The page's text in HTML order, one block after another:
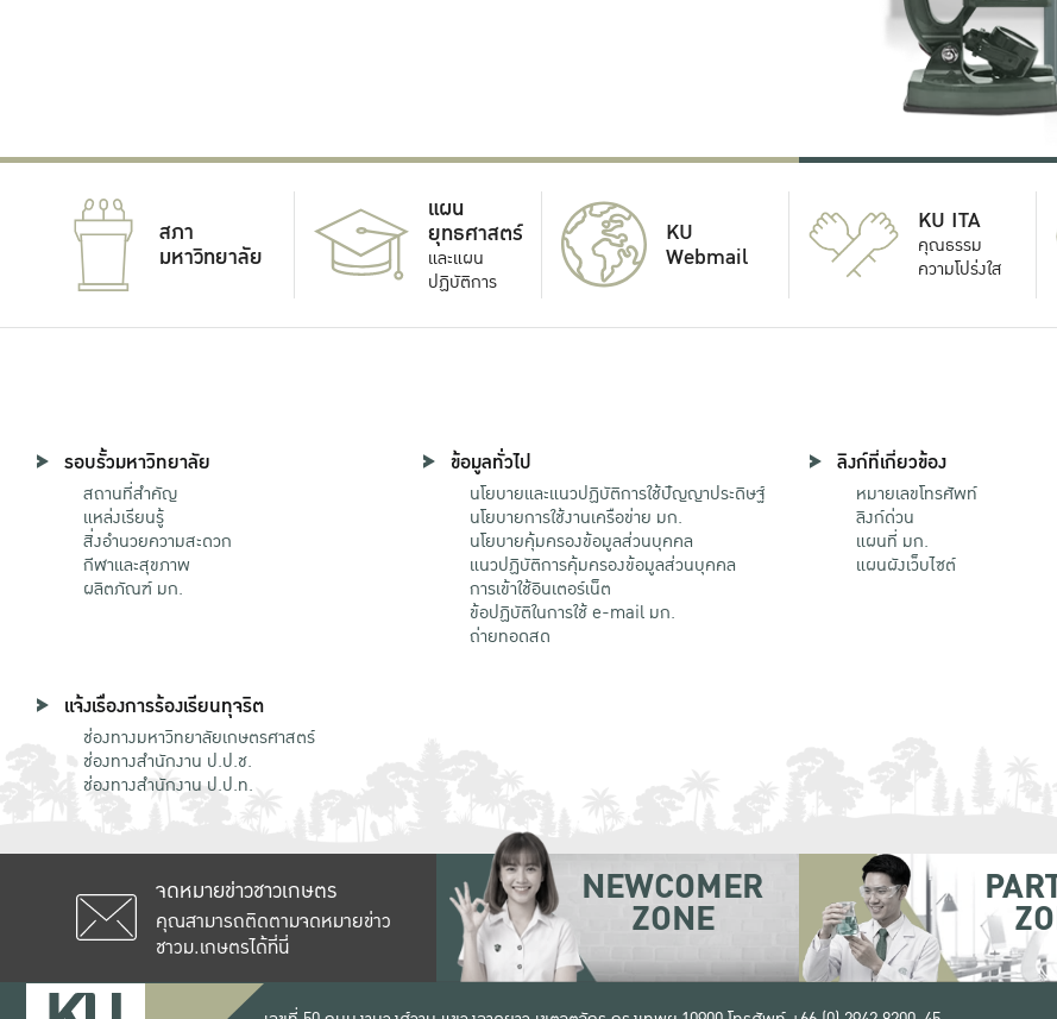
สภา
มหาวิทยาลัย
แผน
ยุทธศาสตร์
และแผน
ปฏิบัติการ
KU
Webmail
KU ITA
คุณธรรม
ความโปร่งใส
รอบรั้วมหาวิทยาลัย
สถานที่สำคัญ
แหล่งเรียนรู้
สิ่งอำนวยความสะดวก
กีฬาและสุขภาพ
ผลิตภัณฑ์ มก.
ข้อมูลทั่วไป
นโยบายและแนวปฏิบัติการใช้ปัญญาประดิษฐ์
นโยบายการใช้งานเครือข่าย มก.
นโยบายคุ้มครองข้อมูลส่วนบุคคล
แนวปฏิบัติการคุ้มครองข้อมูลส่วนบุคคล
การเข้าใช้อินเตอร์เน็ต
ข้อปฏิบัติในการใช้ e-mail มก.
ถ่ายทอดสด
ลิงก์ที่เกี่ยวข้อง
หมายเลขโทรศัพท์
ลิงก์ด่วน
แผนที่ มก.
แผนผังเว็บไซต์
แจ้งเรื่องการร้องเรียนทุจริต
ช่องทางมหาวิทยาลัยเกษตรศาสตร์
ช่องทางสำนักงาน ป.ป.ช.
ช่องทางสำนักงาน ป.ป.ท.
จดหมายข่าวชาวเกษตร
คุณสามารถติดตามจดหมายข่าว
ชาวม.เกษตรได้ที่นี่
NEWCOMER
ZONE